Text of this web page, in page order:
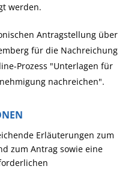
werden.
Antragstellung über
für die Nachreichung
Prozess "Unterlagen für
nachreichen".
Erläuterungen zum
zum Antrag sowie eine